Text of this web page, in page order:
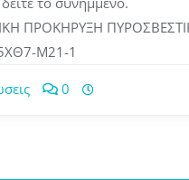
ΠΡΟΚΗΡΥΞΗ
Μ21-1
0